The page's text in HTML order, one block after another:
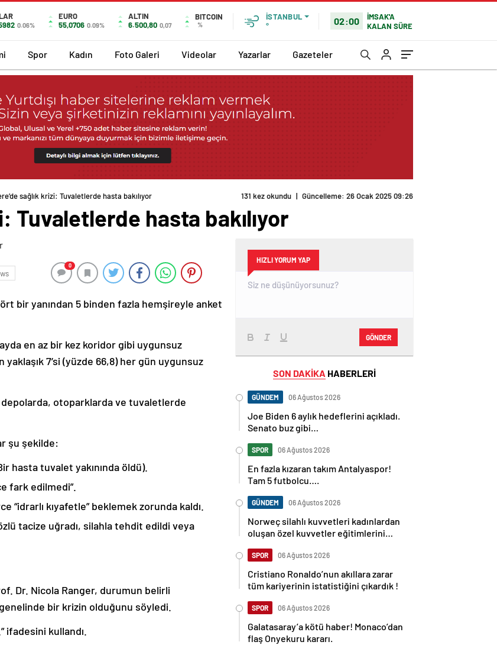
0.06%
EURO
55,0706 0.09%
ALTIN
6.500,80 0,07
BITCOIN
%
İSTANBUL
°
02:00
İMSAK'A
KALAN SÜRE
Spor Kadın Foto Galeri Videolar Yazarlar Gazeteler
sağlık krizi: Tuvaletlerde hasta bakılıyor 131 kez okundu | Güncelleme: 26 Ocak 2025 09:26
Tuvaletlerde hasta bakılıyor
0
bir yanından 5 binden fazla hemşireyle anket
en az bir kez koridor gibi uygunsuz
7’si (yüzde 66,8) her gün uygunsuz
depolarda, otoparklarda ve tuvaletlerde
şu şekilde:
hasta tuvalet yakınında öldü).
fark edilmedi”.
kıyafetle” beklemek zorunda kaldı.
tacize uğradı, silahla tehdit edildi veya
Dr. Nicola Ranger, durumun belirli
bir krizin olduğunu söyledi.
ifadesini kullandı.
HIZLI YORUM YAP
GÖNDER
SON DAKİKA HABERLERİ
GÜNDEM 06 Ağustos 2026
Joe Biden 6 aylık hedeflerini açıkladı.
Senato buz gibi…
SPOR 06 Ağustos 2026
En fazla kızaran takım Antalyaspor!
Tam 5 futbolcu….
GÜNDEM 06 Ağustos 2026
Norweç silahlı kuvvetleri kadınlardan
oluşan özel kuvvetler eğitimlerini
SPOR 06 Ağustos 2026
Cristiano Ronaldo’nun akıllara zarar
tüm kariyerinin istatistiğini çıkardık !
SPOR 06 Ağustos 2026
Galatasaray’a kötü haber! Monaco’dan
flaş Onyekuru kararı.